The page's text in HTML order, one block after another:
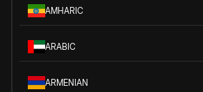
AMHARIC
ARABIC
ARMENIAN